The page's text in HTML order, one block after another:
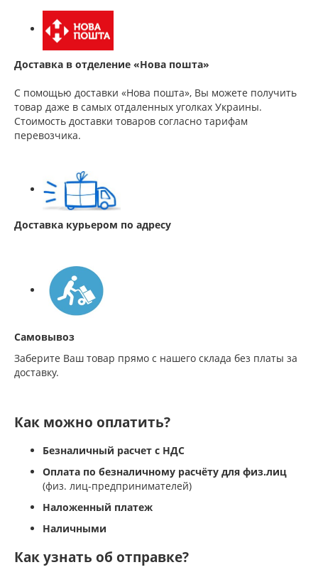
Доставка в отделение «Нова пошта»
С помощью доставки «Нова пошта», Вы можете получить
товар даже в самых отдаленных уголках Украины.
Стоимость доставки товаров согласно тарифам
перевозчика.
Доставка курьером по адресу
Самовывоз
Заберите Ваш товар прямо с нашего склада без платы за
доставку.
Как можно оплатить?
Безналичный расчет с НДС
Оплата по безналичному расчёту для физ.лиц
(физ. лиц-предпринимателей)
Наложенный платеж
Наличными
Как узнать об отправке?